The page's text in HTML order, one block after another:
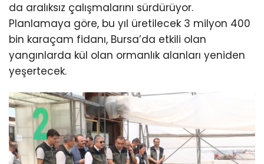
da aralıksız çalışmalarını sürdürüyor.
Planlamaya göre, bu yıl üretilecek 3 milyon 400
bin karaçam fidanı, Bursa’da etkili olan
yangınlarda kül olan ormanlık alanları yeniden
yeşertecek.